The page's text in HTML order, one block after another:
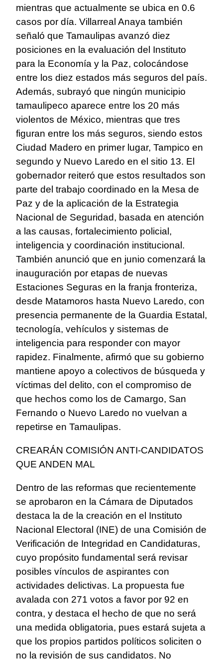
mientras que actualmente se ubica en 0.6
casos por día. Villarreal Anaya también
señaló que Tamaulipas avanzó diez
posiciones en la evaluación del Instituto
para la Economía y la Paz, colocándose
entre los diez estados más seguros del país.
Además, subrayó que ningún municipio
tamaulipeco aparece entre los 20 más
violentos de México, mientras que tres
figuran entre los más seguros, siendo estos
Ciudad Madero en primer lugar, Tampico en
segundo y Nuevo Laredo en el sitio 13. El
gobernador reiteró que estos resultados son
parte del trabajo coordinado en la Mesa de
Paz y de la aplicación de la Estrategia
Nacional de Seguridad, basada en atención
a las causas, fortalecimiento policial,
inteligencia y coordinación institucional.
También anunció que en junio comenzará la
inauguración por etapas de nuevas
Estaciones Seguras en la franja fronteriza,
desde Matamoros hasta Nuevo Laredo, con
presencia permanente de la Guardia Estatal,
tecnología, vehículos y sistemas de
inteligencia para responder con mayor
rapidez. Finalmente, afirmó que su gobierno
mantiene apoyo a colectivos de búsqueda y
víctimas del delito, con el compromiso de
que hechos como los de Camargo, San
Fernando o Nuevo Laredo no vuelvan a
repetirse en Tamaulipas.
CREARÁN COMISIÓN ANTI-CANDIDATOS
QUE ANDEN MAL
Dentro de las reformas que recientemente
se aprobaron en la Cámara de Diputados
destaca la de la creación en el Instituto
Nacional Electoral (INE) de una Comisión de
Verificación de Integridad en Candidaturas,
cuyo propósito fundamental será revisar
posibles vínculos de aspirantes con
actividades delictivas. La propuesta fue
avalada con 271 votos a favor por 92 en
contra, y destaca el hecho de que no será
una medida obligatoria, pues estará sujeta a
que los propios partidos políticos soliciten o
no la revisión de sus candidatos. No